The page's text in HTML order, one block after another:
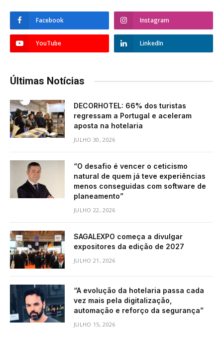
Facebook Instagram
YouTube LinkedIn
Últimas Notícias
DECORHOTEL: 66% dos turistas
regressam a Portugal e aceleram
aposta na hotelaria
JULHO 30, 2026
“O desafio é vencer o ceticismo
natural de quem já teve experiências
menos conseguidas com software de
planeamento”
JULHO 22, 2026
SAGALEXPO começa a divulgar
expositores da edição de 2027
JULHO 21, 2026
“A evolução da hotelaria passa cada
vez mais pela digitalização,
automação e reforço da segurança”
JULHO 15, 2026